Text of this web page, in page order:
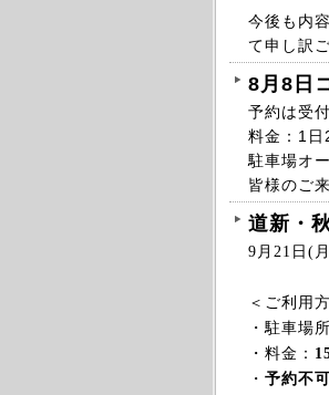
今後も内
て申し訳
8月8日
予約は受
料金：1日
駐車場オ
皆様のご
道新・
9月21日(
＜ご利用
・駐車場所
・料金：
・ 予約不可